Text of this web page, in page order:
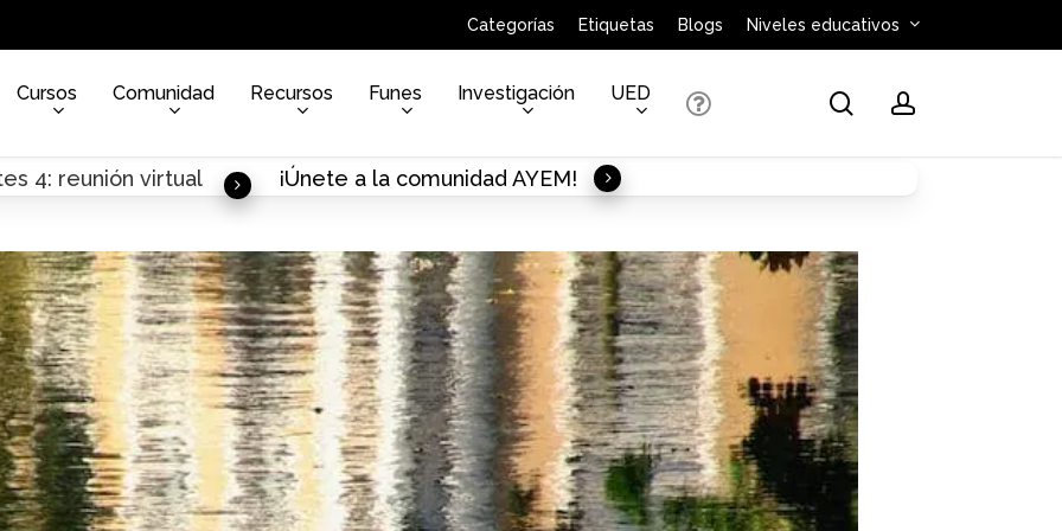
Categorías Etiquetas Blogs Niveles educativos
Cursos Comunidad Recursos Funes Investigación UED searchaccount
4: reunión virtual ¡Únete a la comunidad AYEM!